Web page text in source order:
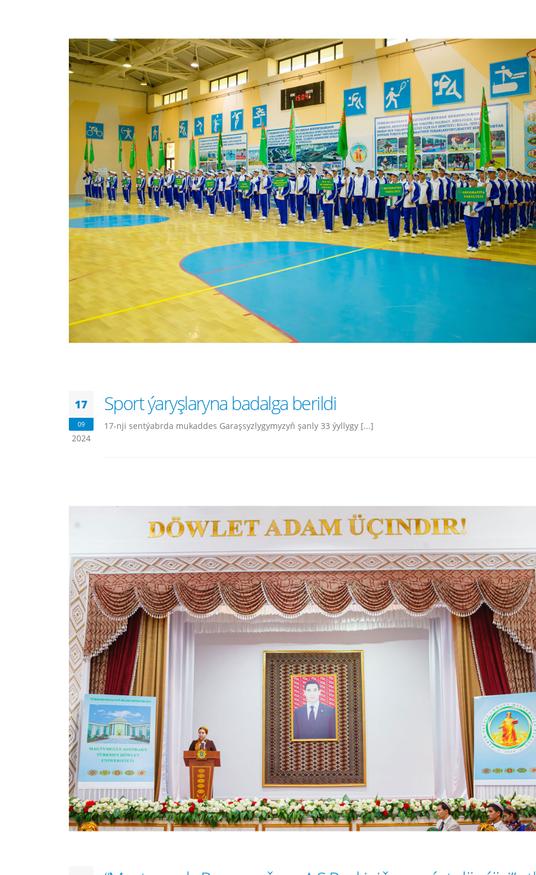
17
09
2024
Sport ýaryşlaryna badalga berildi
17-nji sentýabrda mukaddes Garaşsyzlygymyzyň şanly 33 ýyllygy [...]